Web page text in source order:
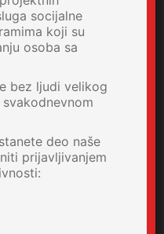
socijalne
koji su
osoba sa
bez ljudi velikog
deo naše
prijavljivanjem